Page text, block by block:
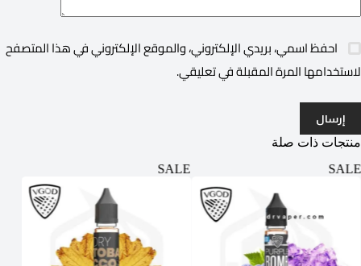
احفظ اسمي، بريدي الإلكتروني، والموقع الإلكتروني في هذا المتصفح
لاستخدامها المرة المقبلة في تعليقي.
إرسال
منتجات ذات صلة
SALE
SALE